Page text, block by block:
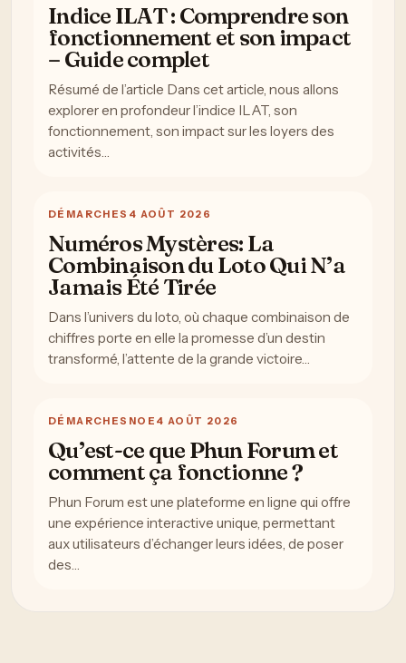
Indice ILAT : Comprendre son
fonctionnement et son impact
– Guide complet
Résumé de l’article Dans cet article, nous allons
explorer en profondeur l’indice ILAT, son
fonctionnement, son impact sur les loyers des
activités…
DÉMARCHES 4 AOÛT 2026
Numéros Mystères: La
Combinaison du Loto Qui N’a
Jamais Été Tirée
Dans l’univers du loto, où chaque combinaison de
chiffres porte en elle la promesse d’un destin
transformé, l’attente de la grande victoire…
DÉMARCHES NOE 4 AOÛT 2026
Qu’est-ce que Phun Forum et
comment ça fonctionne ?
Phun Forum est une plateforme en ligne qui offre
une expérience interactive unique, permettant
aux utilisateurs d’échanger leurs idées, de poser
des…